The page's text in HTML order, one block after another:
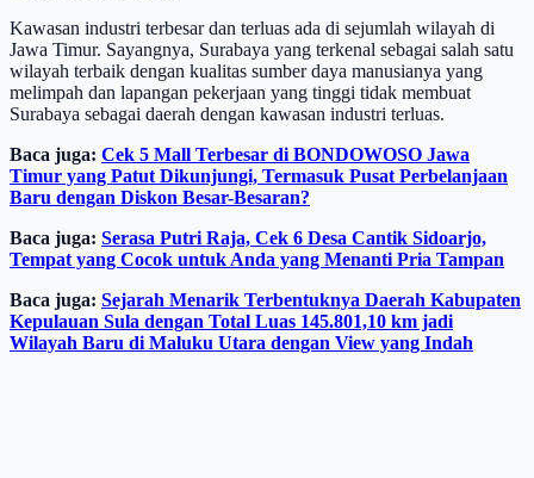
Kawasan industri terbesar dan terluas ada di sejumlah wilayah di
Jawa Timur. Sayangnya, Surabaya yang terkenal sebagai salah satu
wilayah terbaik dengan kualitas sumber daya manusianya yang
melimpah dan lapangan pekerjaan yang tinggi tidak membuat
Surabaya sebagai daerah dengan kawasan industri terluas.
Baca juga: Cek 5 Mall Terbesar di BONDOWOSO Jawa
Timur yang Patut Dikunjungi, Termasuk Pusat Perbelanjaan
Baru dengan Diskon Besar-Besaran?
Baca juga: Serasa Putri Raja, Cek 6 Desa Cantik Sidoarjo,
Tempat yang Cocok untuk Anda yang Menanti Pria Tampan
Baca juga: Sejarah Menarik Terbentuknya Daerah Kabupaten
Kepulauan Sula dengan Total Luas 145.801,10 km jadi
Wilayah Baru di Maluku Utara dengan View yang Indah